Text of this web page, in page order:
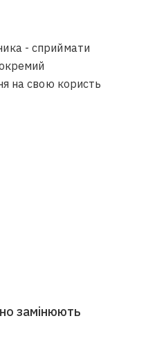
- сприймати
на свою користь
замінюють